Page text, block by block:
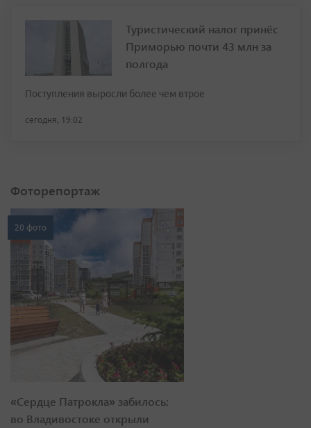
Туристический налог принёс
Приморью почти 43 млн за
полгода
Поступления выросли более чем втрое
сегодня, 19:02
Фоторепортаж
20 фото
«Сердце Патрокла» забилось:
во Владивостоке открыли